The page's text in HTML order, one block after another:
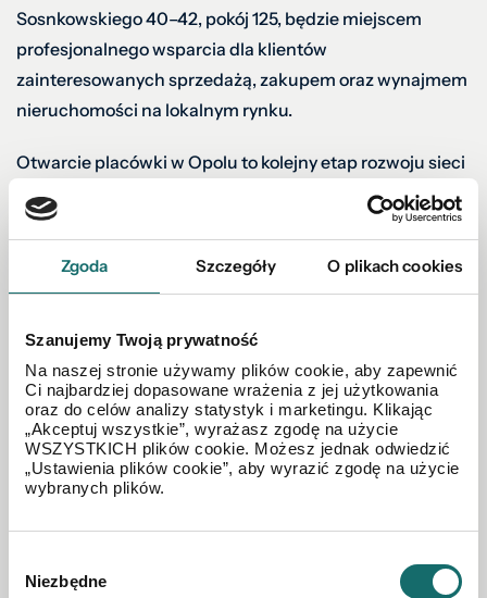
Zgoda Szczegóły O plikach cookies
Szanujemy Twoją prywatność
Na naszej stronie używamy plików cookie, aby zapewnić
Ci najbardziej dopasowane wrażenia z jej użytkowania
oraz do celów analizy statystyk i marketingu. Klikając
„Akceptuj wszystkie”, wyrażasz zgodę na użycie
WSZYSTKICH plików cookie. Możesz jednak odwiedzić
„Ustawienia plików cookie”, aby wyrazić zgodę na użycie
wybranych plików.
zgody
Niezbędne
Sosnkowskiego 40–42, pokój 125, będzie miejscem
profesjonalnego wsparcia dla klientów
zainteresowanych sprzedażą, zakupem oraz wynajmem
nieruchomości na lokalnym rynku.
Otwarcie placówki w Opolu to kolejny etap rozwoju sieci
Północ i odpowiedź na potrzeby osób, które oczekują
kompleksowego doradztwa oraz bezpiecznego
Właścicielem nowego oddziału jest Michał Dańczak,
Północ a obecnie wraz ze wsparciem sieci oraz zespołu
będzie jeszcze szerzej rozwijał działalność Północy na
opolskim rynku nieruchomości.
W oficjalnym otwarciu udział wzięli: Andrzej Jakliński,
Aneta Nowak, Michał Dańczak – właściciel oddziału
Katowice.